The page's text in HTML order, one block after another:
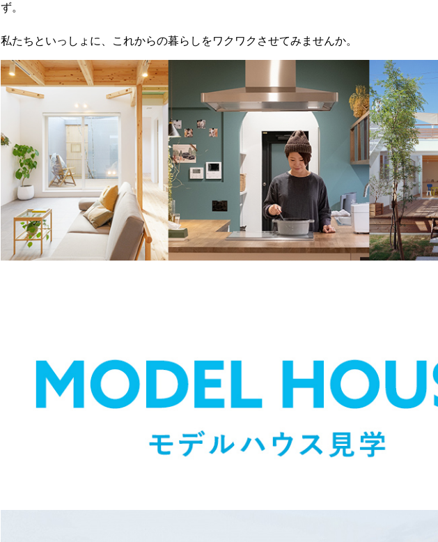
ず。
私たちといっしょに、これからの暮らしをワクワクさせてみませんか。